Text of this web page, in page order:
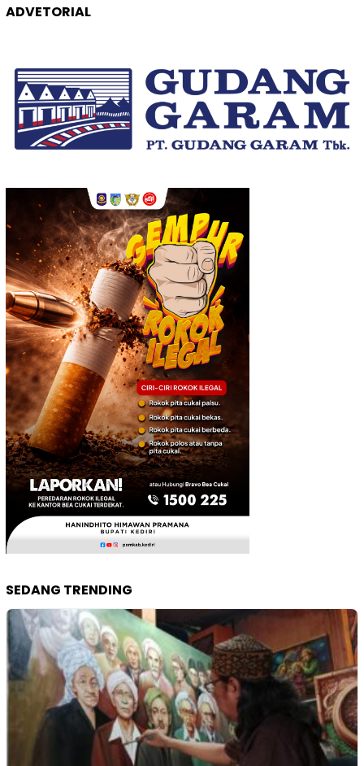
ADVETORIAL
SEDANG TRENDING